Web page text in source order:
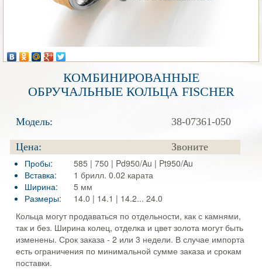
КОМБИНИРОВАННЫЕ
ОБРУЧАЛЬНЫЕ КОЛЬЦА FISCHER
Модель: 38-07361-050
Цена:
Звоните
Пробы:
585 | 750 | Pd950/Au | Pt950/Au
Вставка:
1 брилл. 0.02 карата
Ширина:
5 мм
Размеры:
14.0 | 14.1 | 14.2... 24.0
Кольца могут продаваться по отдельности, как с камнями,
так и без. Ширина колец, отделка и цвет золота могут быть
изменены. Срок заказа - 2 или 3 недели. В случае импорта
есть ограничения по минимальной сумме заказа и срокам
поставки.